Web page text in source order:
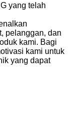
yang telah
pelanggan, dan
kami. Bagi
kami untuk
yang dapat